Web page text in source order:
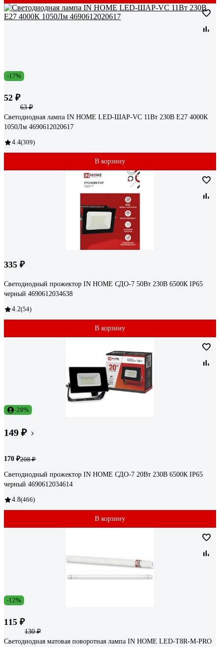
-17%
52 ₽
63 ₽
Светодиодная лампа IN HOME LED-ШАР-VC 11Вт 230В Е27 4000К
1050Лм 4690612020617
4.4(309)
В корзину
335 ₽
Светодиодный прожектор IN HOME СДО-7 50Вт 230В 6500К IP65
черный 4690612034638
4.2(54)
В корзину
-28%
149 ₽
170 ₽208 ₽
Светодиодный прожектор IN HOME СДО-7 20Вт 230В 6500К IP65
черный 4690612034614
4.8(466)
В корзину
-12%
115 ₽
130 ₽
Светодиодная матовая поворотная лампа IN HOME LED-T8R-М-PRO